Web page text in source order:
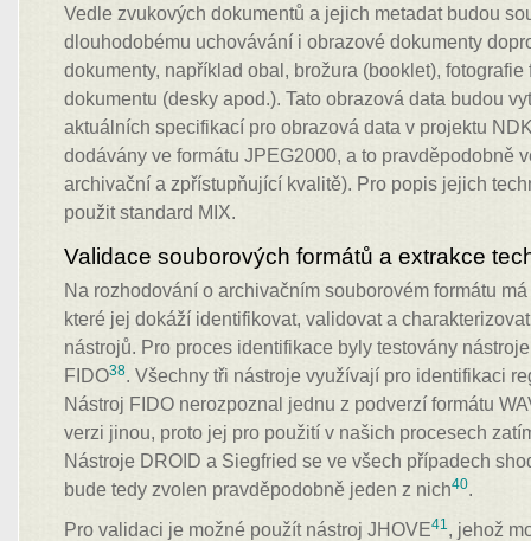
Vedle zvukových dokumentů a jejich metadat budou
dlouhodobému uchovávání i obrazové dokumenty
dokumenty, například obal, brožura (booklet),
dokumentu (desky apod.). Tato obrazová data budou
aktuálních specifikací pro obrazová data v projektu
dodávány ve formátu JPEG2000, a to pravděpodobně
archivační a zpřístupňující kvalitě). Pro popis jejich
použit standard MIX.
Validace souborových formátů a extrakce
Na rozhodování o archivačním souborovém formátu
které jej dokáží identifikovat, validovat a
nástrojů. Pro proces identifikace byly testovány
FIDO38. Všechny tři nástroje využívají pro identifikaci
Nástroj FIDO nerozpoznal jednu z podverzí formátu
verzi jinou, proto jej pro použití v našich procesech
Nástroje DROID a Siegfried se ve všech případech
bude tedy zvolen pravděpodobně jeden z nich40.
Pro validaci je možné použít nástroj JHOVE41, jehož